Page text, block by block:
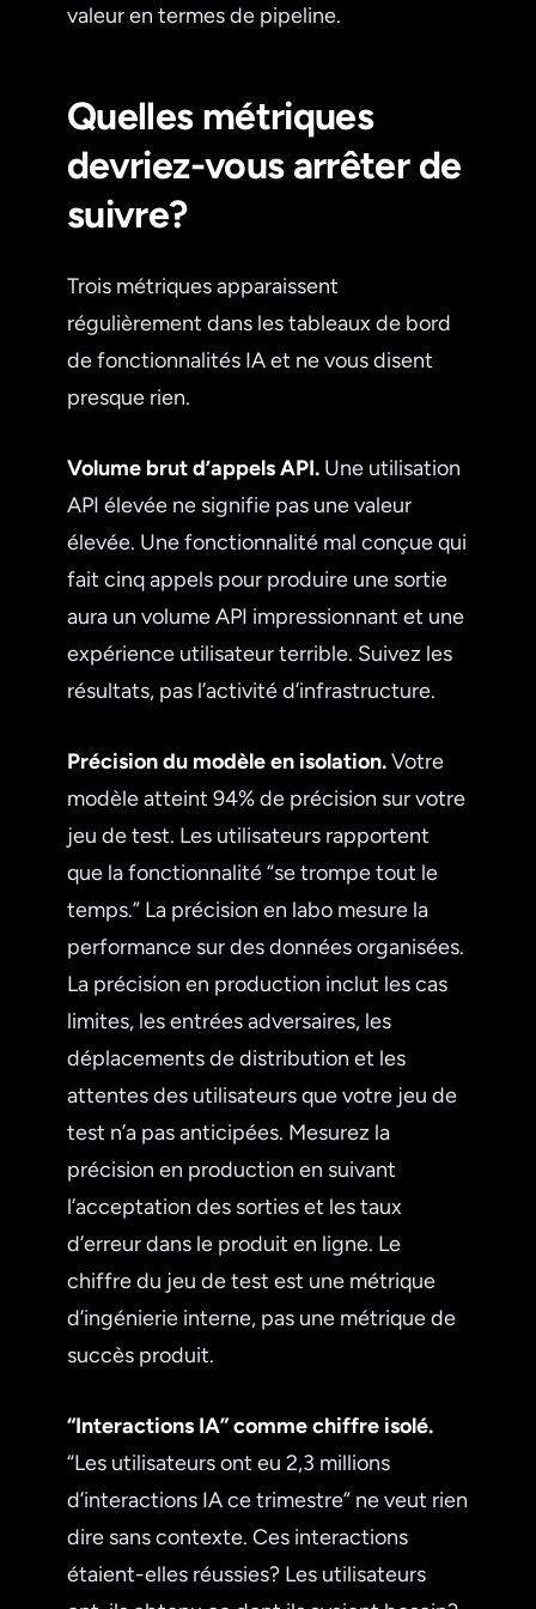
valeur en termes de pipeline.
Quelles métriques
devriez-vous arrêter de
suivre?
Trois métriques apparaissent
régulièrement dans les tableaux de bord
de fonctionnalités IA et ne vous disent
presque rien.
Volume brut d’appels API. Une utilisation
API élevée ne signifie pas une valeur
élevée. Une fonctionnalité mal conçue qui
fait cinq appels pour produire une sortie
aura un volume API impressionnant et une
expérience utilisateur terrible. Suivez les
résultats, pas l’activité d’infrastructure.
Précision du modèle en isolation.Votre
modèle atteint 94% de précision sur votre
jeu de test. Les utilisateurs rapportent
que la fonctionnalité “se trompe tout le
temps.” La précision en labo mesure la
performance sur des données organisées.
La précision en production inclut les cas
limites, les entrées adversaires, les
déplacements de distribution et les
attentes des utilisateurs que votre jeu de
test n’a pas anticipées. Mesurez la
précision en production en suivant
l’acceptation des sorties et les taux
d’erreur dans le produit en ligne. Le
chiffre du jeu de test est une métrique
d’ingénierie interne, pas une métrique de
succès produit.
“Interactions IA” comme chiffre isolé.
“Les utilisateurs ont eu 2,3 millions
d’interactions IA ce trimestre” ne veut rien
dire sans contexte. Ces interactions
étaient-elles réussies? Les utilisateurs